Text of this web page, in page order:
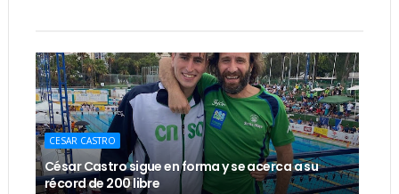
CESAR CASTRO
César Castro sigue en forma y se acerca a su
récord de 200 libre